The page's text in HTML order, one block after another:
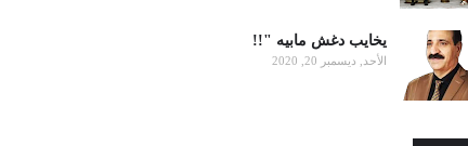
يخايب دغش مابيه "!!
الأحد, ديسمبر 20, 2020